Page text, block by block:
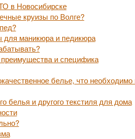
в Новосибирске
круизы по Волге?
маникюра и педикюра
преимущества и специфика
белье, что необходимо
белья и другого текстиля для дома